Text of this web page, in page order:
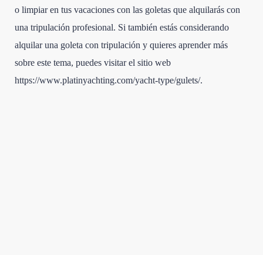
o limpiar en tus vacaciones con las goletas que alquilarás con
una tripulación profesional. Si también estás considerando
alquilar una goleta con tripulación y quieres aprender más
sobre este tema, puedes visitar el sitio web
https://www.platinyachting.com/yacht-type/gulets/.